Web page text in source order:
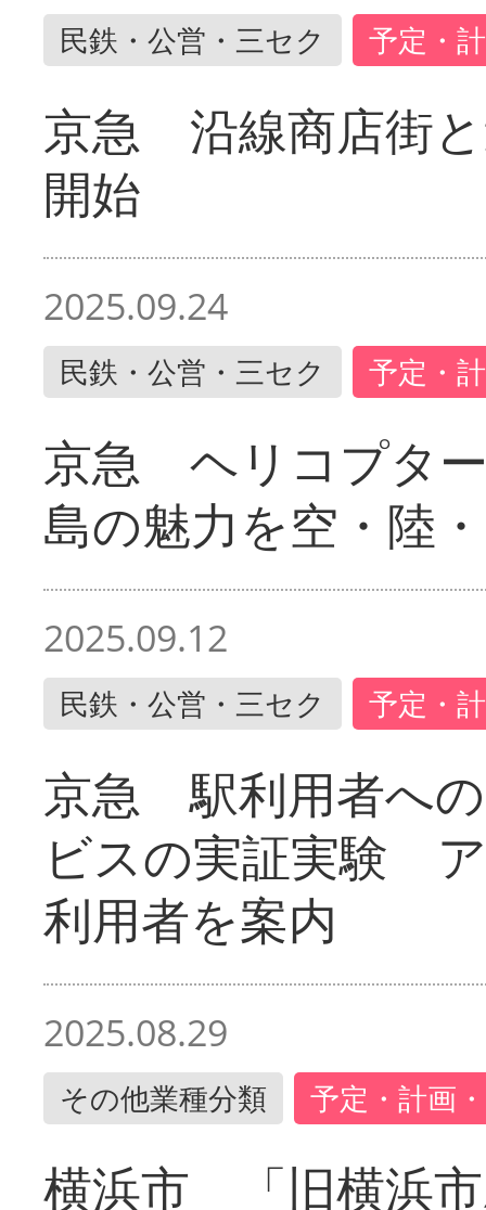
民鉄・公営・三セク 予定・
京急 沿線商店街
開始
2025.09.24
民鉄・公営・三セク 予定・
京急 ヘリコプタ
島の魅力を空・陸
2025.09.12
民鉄・公営・三セク 予定・
京急 駅利用者へ
ビスの実証実験
利用者を案内
2025.08.29
その他業種分類 予定・計画
横浜市 「旧横浜